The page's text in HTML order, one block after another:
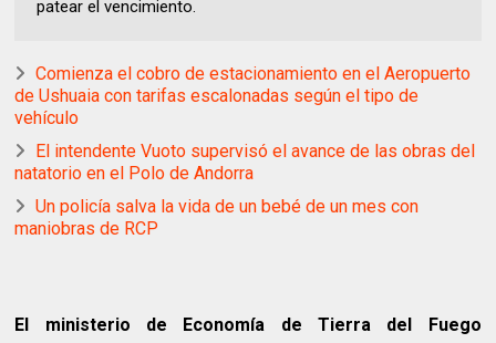
patear el vencimiento.
Comienza el cobro de estacionamiento en el Aeropuerto
de Ushuaia con tarifas escalonadas según el tipo de
vehículo
El intendente Vuoto supervisó el avance de las obras del
natatorio en el Polo de Andorra
Un policía salva la vida de un bebé de un mes con
maniobras de RCP
El ministerio de Economía de Tierra del Fuego